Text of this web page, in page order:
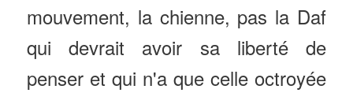
mouvement, la chienne, pas la Daf
qui devrait avoir sa liberté de
penser et qui n'a que celle octroyée